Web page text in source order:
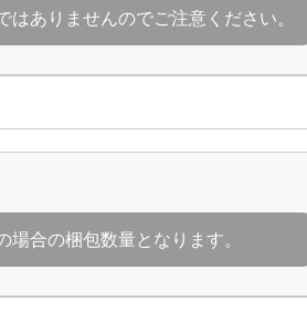
はありませんのでご注意ください。
場合の梱包数量となります。